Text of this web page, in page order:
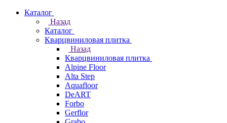
Каталог
Назад
Каталог
Кварцвиниловая плитка
Назад
Кварцвиниловая плитка
Alpine Floor
Alta Step
Aquafloor
DeART
Forbo
Gerflor